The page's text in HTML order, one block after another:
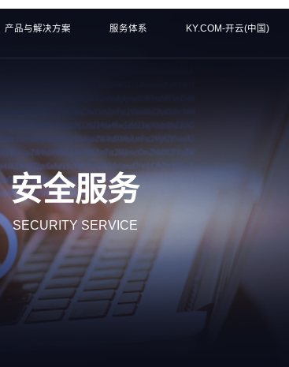
产品与解决方案 服务体系 KY.COM-开云(中国)
安全服务
SECURITY SERVICE